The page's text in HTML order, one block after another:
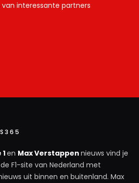
van interessante partners
en Max Verstappen nieuws vind je
F1-site van Nederland met
uit binnen en buitenland. Max